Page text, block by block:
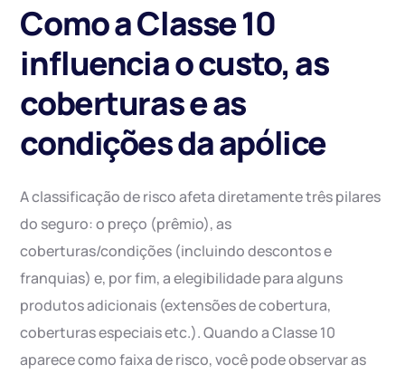
Como a Classe 10
influencia o custo, as
coberturas e as
condições da apólice
A classificação de risco afeta diretamente três pilares
do seguro: o preço (prêmio), as
coberturas/condições (incluindo descontos e
franquias) e, por fim, a elegibilidade para alguns
produtos adicionais (extensões de cobertura,
coberturas especiais etc.). Quando a Classe 10
aparece como faixa de risco, você pode observar as